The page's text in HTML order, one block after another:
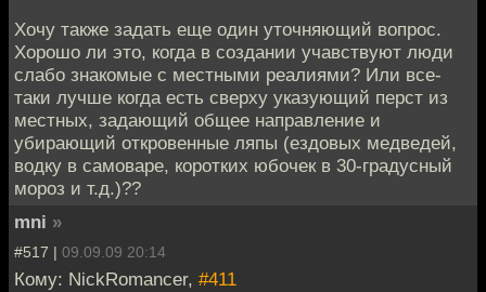
Хочу также задать еще один уточняющий вопрос.
Хорошо ли это, когда в создании учавствуют люди
слабо знакомые с местными реалиями? Или все-
таки лучше когда есть сверху указующий перст из
местных, задающий общее направление и
убирающий откровенные ляпы (ездовых медведей,
водку в самоваре, коротких юбочек в 30-градусный
мороз и т.д.)??
mni »
#517 | 09.09.09 20:14
Кому: NickRomancer, #411